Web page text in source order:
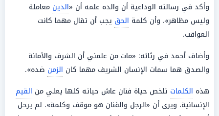
وأكد في رسالته الوداعية أن والده علمه أن «الدين معاملة
وليس مظاهر»، وأن كلمة الحق يجب أن تقال مهما كانت
العواقب.
وأضاف أحمد في رثائه: «مات من علمني أن الشرف والأمانة
والصدق هما سمات الإنسان الشريف مهما كان الزمن ضده».
هذه الكلمات تلخص حياة فنان عاش حياته كلها يعلي من القيم
الإنسانية، ويرى أن «الرجل والفنان هو موقف وكلمة». لم يرحل